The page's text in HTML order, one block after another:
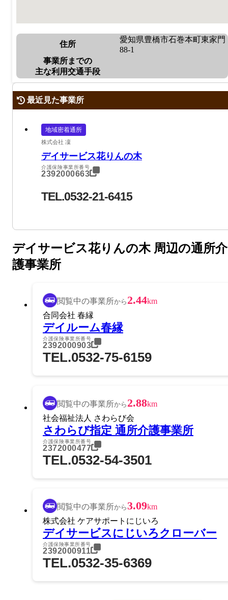
住所
愛知県豊橋市石巻本町東家門
88-1
事業所までの
主な利用交通手段
最近見た事業所
地域密着通所
株式会社 凜
デイサービス花りんの木
介護保険事業所番号
2392000663
TEL.0532-21-6415
デイサービス花りんの木 周辺の通所介
護事業所
閲覧中の事業所から 2.44km
合同会社 春縁
デイルーム春縁
介護保険事業所番号
2392000903
TEL.0532-75-6159
閲覧中の事業所から 2.88km
社会福祉法人 さわらび会
さわらび指定 通所介護事業所
介護保険事業所番号
2372000477
TEL.0532-54-3501
閲覧中の事業所から3.09km
株式会社 ケアサポートにじいろ
デイサービスにじいろクローバー
介護保険事業所番号
2392000911
TEL.0532-35-6369